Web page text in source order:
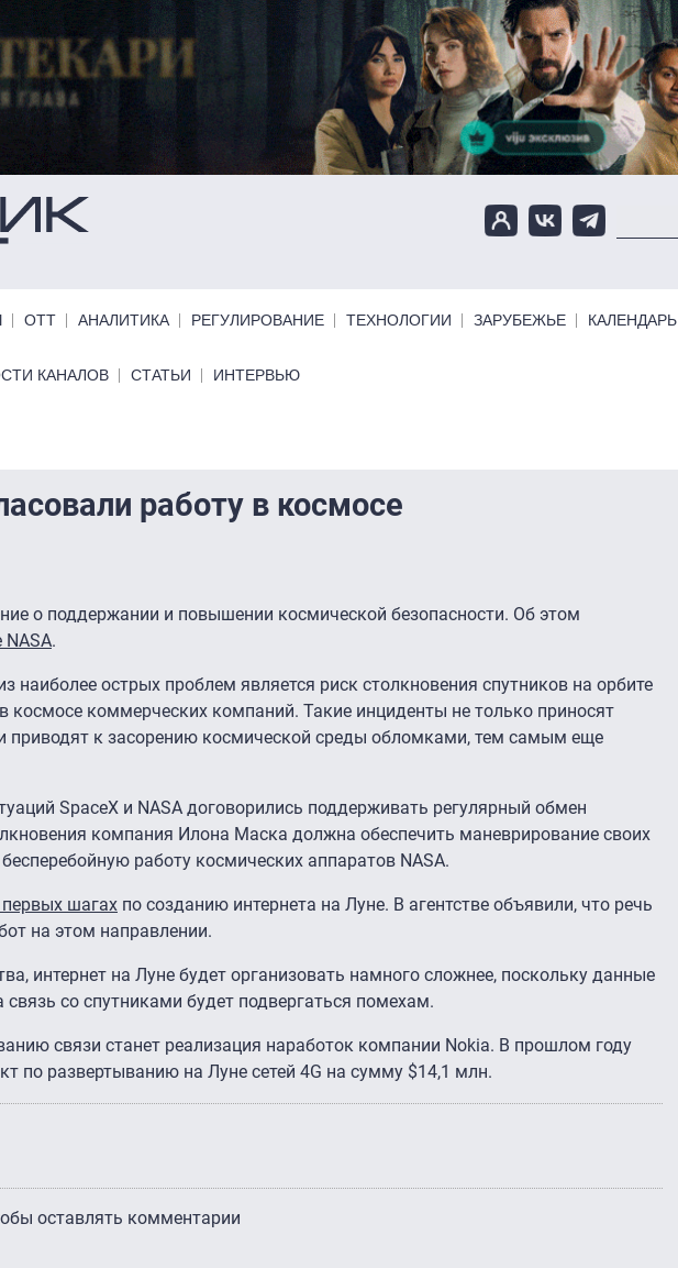
ОТТ АНАЛИТИКА РЕГУЛИРОВАНИЕ ТЕХНОЛОГИИ ЗАРУБЕЖЬЕ КАЛЕНДАРЬ
КАНАЛОВ СТАТЬИ ИНТЕРВЬЮ
работу в космосе
о поддержании и повышении космической безопасности. Об этом
.
наиболее острых проблем является риск столкновения спутников на орбите
космосе коммерческих компаний. Такие инциденты не только приносят
приводят к засорению космической среды обломками, тем самым еще
SpaceX и NASA договорились поддерживать регулярный обмен
компания Илона Маска должна обеспечить маневрирование своих
работу космических аппаратов NASA.
шагах по созданию интернета на Луне. В агентстве объявили, что речь
на этом направлении.
интернет на Луне будет организовать намного сложнее, поскольку данные
со спутниками будет подвергаться помехам.
связи станет реализация наработок компании Nokia. В прошлом году
по развертыванию на Луне сетей 4G на сумму $14,1 млн.
оставлять комментарии